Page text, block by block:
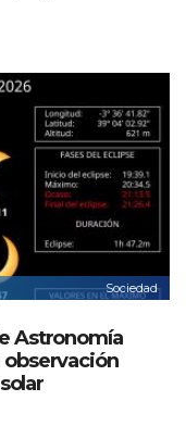
Sociedad
Astronomía
observación